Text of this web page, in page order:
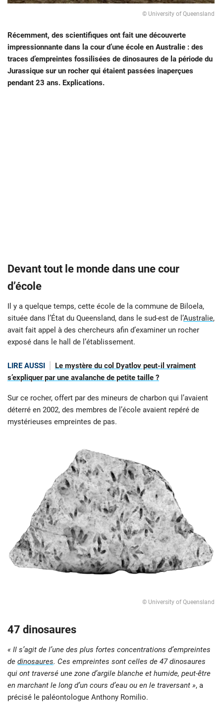
© University of Queensland
Récemment, des scientifiques ont fait une découverte
impressionnante dans la cour d’une école en Australie : des
traces d’empreintes fossilisées de dinosaures de la période du
Jurassique sur un rocher qui étaient passées inaperçues
pendant 23 ans. Explications.
Devant tout le monde dans une cour
d’école
Il y a quelque temps, cette école de la commune de Biloela,
située dans l’État du Queensland, dans le sud-est de l’Australie,
avait fait appel à des chercheurs afin d’examiner un rocher
exposé dans le hall de l’établissement.
LIRE AUSSI
Le mystère du col Dyatlov peut-il vraiment
s’expliquer par une avalanche de petite taille ?
Sur ce rocher, offert par des mineurs de charbon qui l’avaient
déterré en 2002, des membres de l’école avaient repéré de
mystérieuses empreintes de pas.
© University of Queensland
47 dinosaures
« Il s’agit de l’une des plus fortes concentrations d’empreintes
de dinosaures. Ces empreintes sont celles de 47 dinosaures
qui ont traversé une zone d’argile blanche et humide, peut-être
en marchant le long d’un cours d’eau ou en le traversant », a
précisé le paléontologue Anthony Romilio.